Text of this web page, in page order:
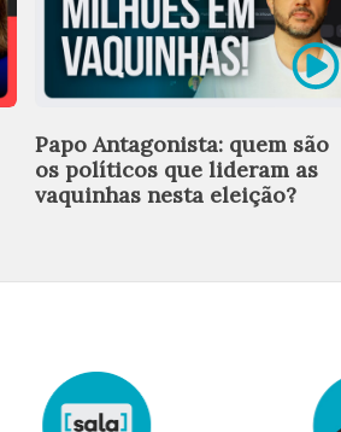
Papo Antagonista: quem são
os políticos que lideram as
vaquinhas nesta eleição?